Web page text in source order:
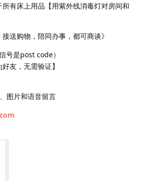
有床上用品【用紫外线消毒灯对房间和
送购物，陪同办事，都可商谈》
号是post code）​
友，无需验证】
图片和语音留言